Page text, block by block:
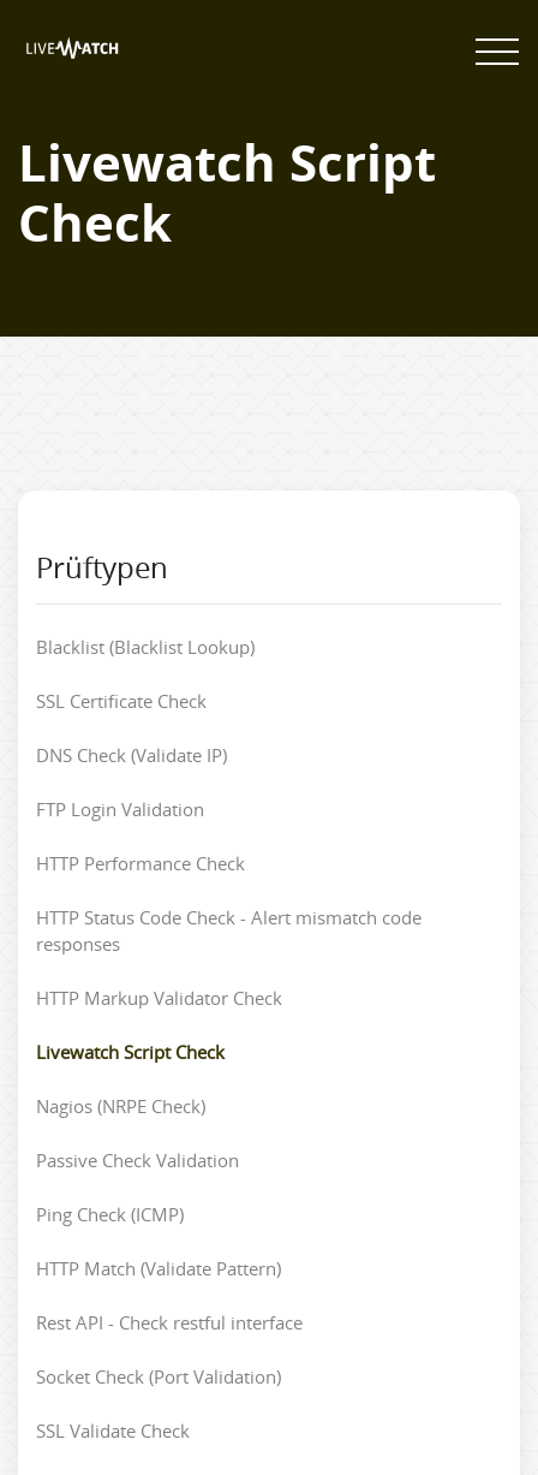
Livewatch Script
Check
Prüftypen
Blacklist (Blacklist Lookup)
SSL Certificate Check
DNS Check (Validate IP)
FTP Login Validation
HTTP Performance Check
HTTP Status Code Check - Alert mismatch code
responses
HTTP Markup Validator Check
Livewatch Script Check
Nagios (NRPE Check)
Passive Check Validation
Ping Check (ICMP)
HTTP Match (Validate Pattern)
Rest API - Check restful interface
Socket Check (Port Validation)
SSL Validate Check